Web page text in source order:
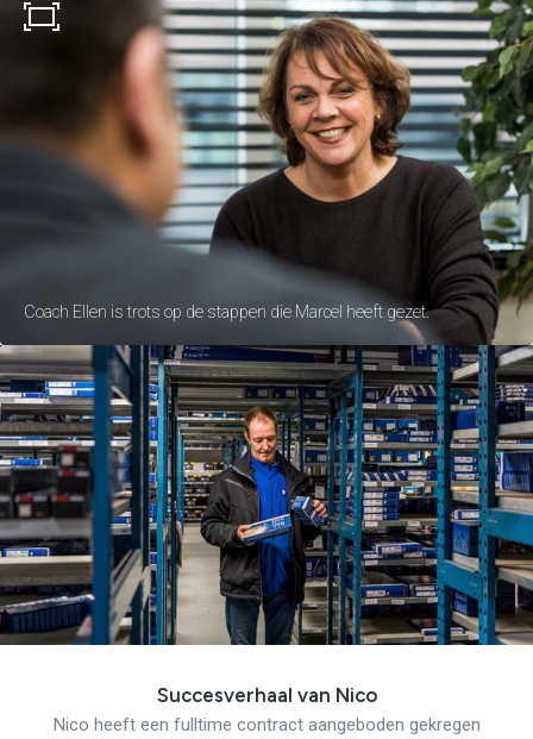
Coach Ellen is trots op de stappen die Marcel heeft gezet.
Succesverhaal van Nico
Nico heeft een fulltime contract aangeboden gekregen